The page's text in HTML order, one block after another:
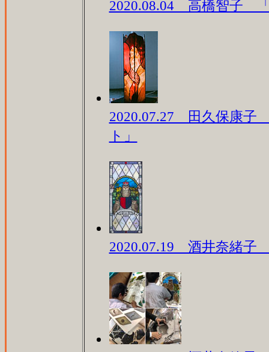
2020.08.04 高橋智子
2020.07.27 田久保康子
ト」
2020.07.19 酒井奈緒子